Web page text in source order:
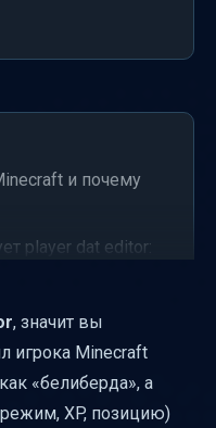
и почему
player dat editor:
редактором
игры (например,
, значит вы
игрока Minecraft
«белиберда», а
XP, позицию)